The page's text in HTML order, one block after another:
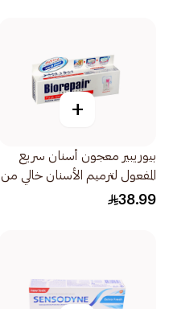
+
بيوريبير معجون أسنان سريع
المفعول لترميم الأسنان خالي من
الفلورايد 75مل
38.99